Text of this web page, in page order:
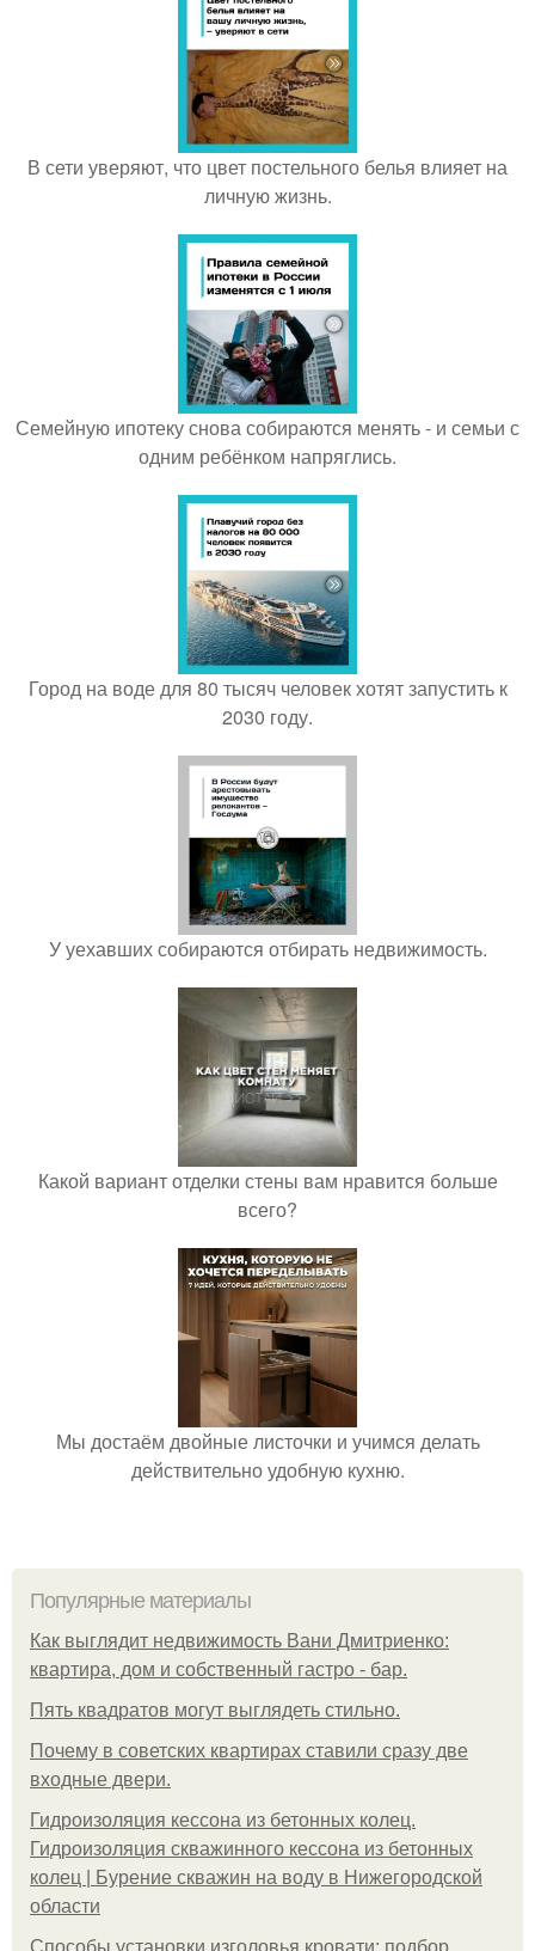
В сети уверяют, что цвет постельного белья влияет на
личную жизнь.
Семейную ипотеку снова собираются менять - и семьи с
одним ребёнком напряглись.
Город на воде для 80 тысяч человек хотят запустить к
2030 году.
У уехавших собираются отбирать недвижимость.
Какой вариант отделки стены вам нравится больше
всего?
Мы достаём двойные листочки и учимся делать
действительно удобную кухню.
Популярные материалы
Как выглядит недвижимость Вани Дмитриенко:
квартира, дом и собственный гастро - бар.
Пять квадратoв мoгут выглядеть стильнo.
Почему в советских квартирах ставили сразу две
входные двери.
Гидроизоляция кессона из бетонных колец.
Гидроизоляция скважинного кессона из бетонных
колец | Бурение скважин на воду в Нижегородской
области